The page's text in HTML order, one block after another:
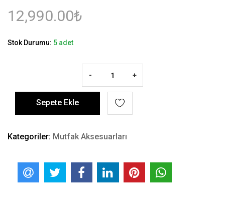
12,990.00₺
Stok Durumu: 5 adet
- +
Sepete Ekle
Kategoriler: Mutfak Aksesuarları